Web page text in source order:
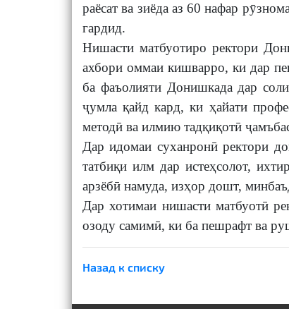
раёсат ва зиёда аз 60 нафар
гардид.
Нишасти матбуотиро ректори
ахбори оммаи кишварро, ки дар
ба фаъолияти Донишкада дар
ҷумла қайд кард, ки ҳайати
методӣ ва илмию тадқиқотӣ
Дар идомаи суханронӣ ректори
татбиқи илм дар истеҳсолот,
арзёбӣ намуда, изҳор дошт,
Дар хотимаи нишасти матбуотӣ
озоду самимӣ, ки ба пешрафт ва
Назад к списку